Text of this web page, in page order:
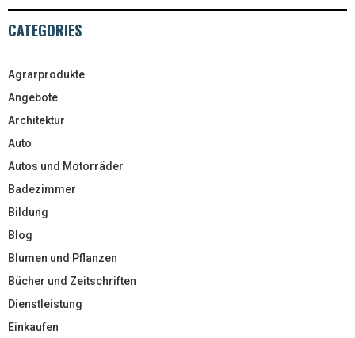
CATEGORIES
Agrarprodukte
Angebote
Architektur
Auto
Autos und Motorräder
Badezimmer
Bildung
Blog
Blumen und Pflanzen
Bücher und Zeitschriften
Dienstleistung
Einkaufen